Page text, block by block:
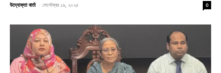
উদ্যোক্তা বার্তা - সেপ্টেম্বর ১৬, ২০২৫ 0